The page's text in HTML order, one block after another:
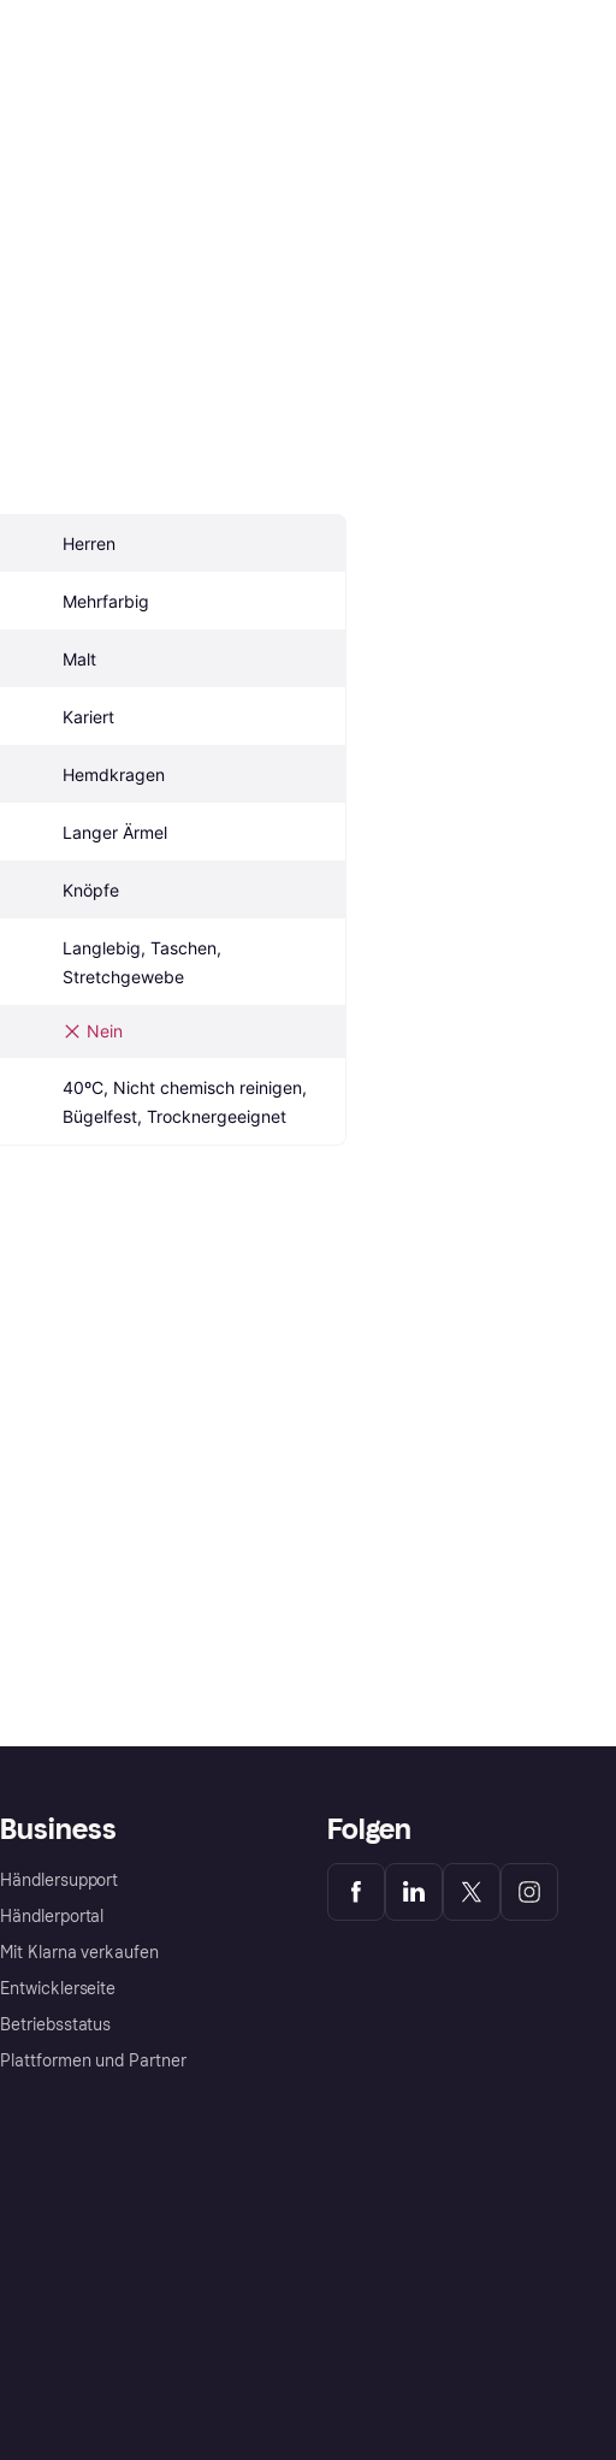
Herren
Mehrfarbig
Malt
Kariert
Hemdkragen
Langer Ärmel
Knöpfe
Langlebig, Taschen,
Stretchgewebe
Nein
40ºC, Nicht chemisch reinigen,
Bügelfest, Trocknergeeignet
Business
Händlersupport
Händlerportal
Mit Klarna verkaufen
Entwicklerseite
Betriebsstatus
Plattformen und Partner
Folgen